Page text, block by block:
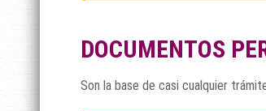
DOCUMENTOS
Son la base de casi cualquier